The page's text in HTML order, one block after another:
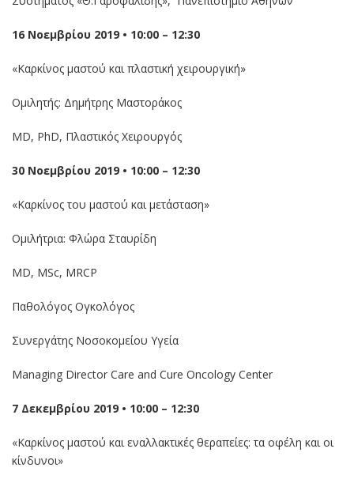
16 Νοεμβρίου 2019 • 10:00 – 12:30
«Καρκίνος μαστού και πλαστική χειρουργική»
Ομιλητής: Δημήτρης Μαστοράκος
MD, PhD, Πλαστικός Χειρουργός
30 Νοεμβρίου 2019 • 10:00 – 12:30
«Καρκίνος του μαστού και μετάσταση»
Ομιλήτρια: Φλώρα Σταυρίδη
MD, MSc, MRCP
Παθολόγος Ογκολόγος
Συνεργάτης Νοσοκομείου Υγεία
Managing Director Care and Cure Oncology Center
7 Δεκεμβρίου 2019 • 10:00 – 12:30
«Καρκίνος μαστού και εναλλακτικές θεραπείες: τα οφέλη και οι
κίνδυνοι»